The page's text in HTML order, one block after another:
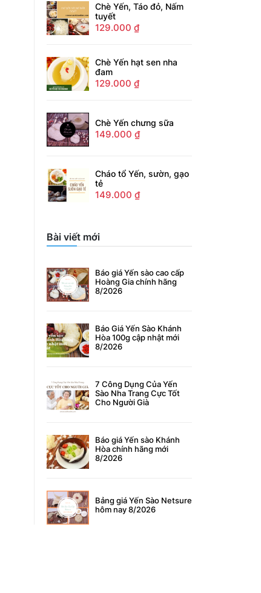
Chè Yến, Táo đỏ, Nấm
tuyết
129.000 ₫
Chè Yến hạt sen nha
đam
129.000 ₫
Chè Yến chưng sữa
149.000 ₫
Cháo tổ Yến, sườn, gạo
tẻ
149.000 ₫
Bài viết mới
Báo giá Yến sào cao cấp
Hoàng Gia chính hãng
8/2026
Báo Giá Yến Sào Khánh
Hòa 100g cập nhật mới
8/2026
7 Công Dụng Của Yến
Sào Nha Trang Cực Tốt
Cho Người Già
Báo giá Yến sào Khánh
Hòa chính hãng mới
8/2026
Bảng giá Yến Sào Netsure
hôm nay 8/2026